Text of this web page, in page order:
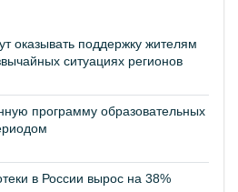
оказывать поддержку жителям
ситуациях регионов
программу образовательных
в России вырос на 38%